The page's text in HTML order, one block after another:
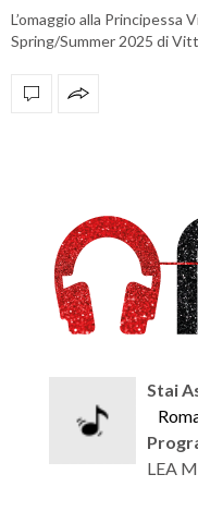
L’omaggio alla Principessa
Spring/Summer 2025 di
Stai
LEA